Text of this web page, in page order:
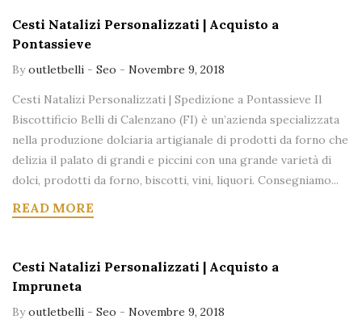
Cesti Natalizi Personalizzati | Acquisto a
Pontassieve
Byoutletbelli - Seo - Novembre 9, 2018
Cesti Natalizi Personalizzati | Spedizione a Pontassieve Il
Biscottificio Belli di Calenzano (FI) è un’azienda specializzata
nella produzione dolciaria artigianale di prodotti da forno che
delizia il palato di grandi e piccini con una grande varietà di
dolci, prodotti da forno, biscotti, vini, liquori. Consegniamo...
READ MORE
Cesti Natalizi Personalizzati | Acquisto a
Impruneta
Byoutletbelli - Seo - Novembre 9, 2018